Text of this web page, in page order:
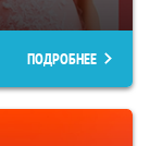
ПОДРОБНЕЕ